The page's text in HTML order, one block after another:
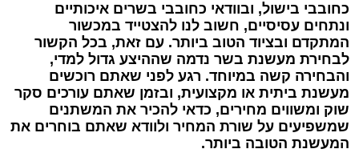
כחובבי בישול, ובוודאי כחובבי בשרים איכותיים
ונתחים עסיסיים, חשוב לנו להצטייד במכשור
המתקדם ובציוד הטוב ביותר. עם זאת, בכל הקשור
לבחירת מעשנת בשר נדמה שההיצע גדול למדי,
והבחירה קשה במיוחד. רגע לפני שאתם רוכשים
מעשנת ביתית או מקצועית, ובזמן שאתם עורכים סקר
שוק ומשווים מחירים, כדאי להכיר את המשתנים
שמשפיעים על שורת המחיר ולוודא שאתם בוחרים את
המעשנת הטובה ביותר.